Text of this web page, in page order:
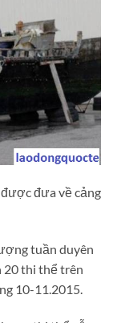
đưa về cảng
tuần duyên
20 thi thể trên
10-11.2015.